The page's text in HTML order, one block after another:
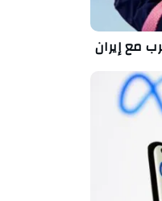
مع إيران